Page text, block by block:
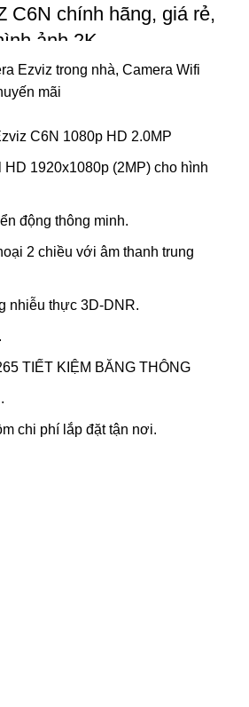
C6N chính hãng, giá rẻ,
ảnh 2K
Ezviz trong nhà, Camera Wifi
mãi
C6N 1080p HD 2.0MP
1920x1080p (2MP) cho hình
động thông minh.
2 chiều với âm thanh trung
nhiễu thực 3D-DNR.
TIẾT KIỆM BĂNG THÔNG
chi phí lắp đặt tận nơi.